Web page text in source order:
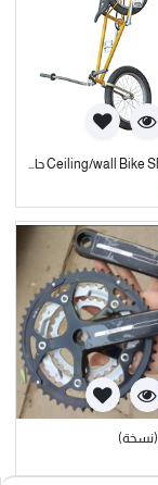
Ceiling/wall Bike Slider Mount I حامل دراجة هوائية جداري